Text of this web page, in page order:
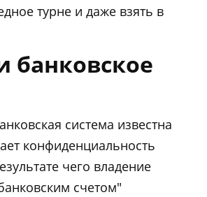
турне и даже взять в
банковское
система известна
конфиденциальность
чего владение
счетом"